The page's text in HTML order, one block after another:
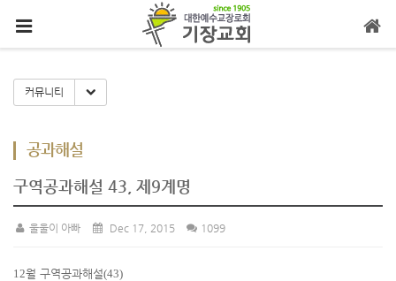
커뮤니티 Toggle Dropdown
공과해설
구역공과해설 43, 제9계명
울울이 아빠 Dec 17, 2015 1099
12월 구역공과해설(43)